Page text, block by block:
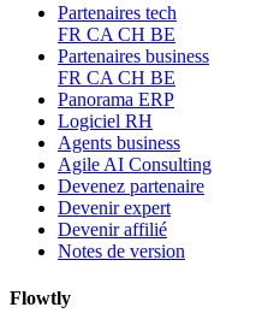
Partenaires tech
FR CA CH BE
Partenaires business
FR CA CH BE
Panorama ERP
Logiciel RH
Agents business
Agile AI Consulting
Devenez partenaire
Devenir expert
Devenir affilié
Notes de version
Flowtly